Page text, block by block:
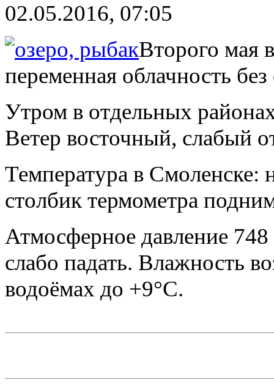
02.05.2016, 07:05
Второго мая
переменная облачность
Утром в отдельных
Ветер восточный, слабый
Температура в
столбик термометра
Атмосферное давление 748
слабо падать. Влажность
водоёмах до +9°С.